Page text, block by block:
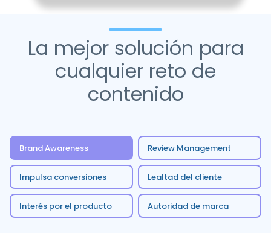
La mejor solución para
cualquier reto de
contenido
Brand Awareness Review Management
Impulsa conversiones Lealtad del cliente
Interés por el producto Autoridad de marca